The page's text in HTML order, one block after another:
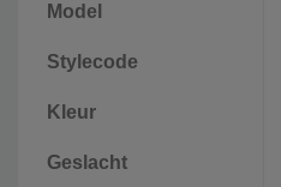
Model
Stylecode
Kleur
Geslacht